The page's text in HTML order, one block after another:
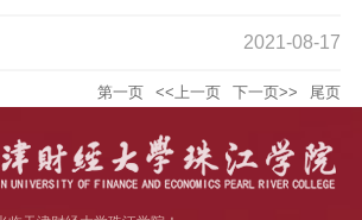
2021-08-17
第一页 <<上一页 下一页>> 尾页